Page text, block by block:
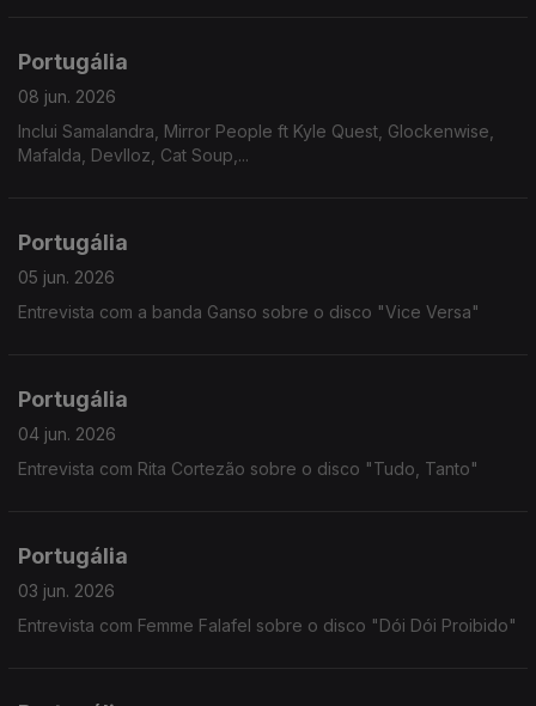
Portugália
08 jun. 2026
Inclui Samalandra, Mirror People ft Kyle Quest, Glockenwise,
Mafalda, Devlloz, Cat Soup,...
Portugália
05 jun. 2026
Entrevista com a banda Ganso sobre o disco "Vice Versa"
Portugália
04 jun. 2026
Entrevista com Rita Cortezão sobre o disco "Tudo, Tanto"
Portugália
03 jun. 2026
Entrevista com Femme Falafel sobre o disco "Dói Dói Proibido"